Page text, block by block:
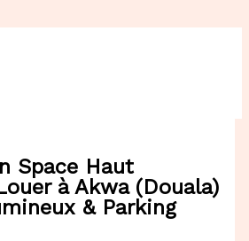
Space Haut
à Akwa (Douala)
& Parking